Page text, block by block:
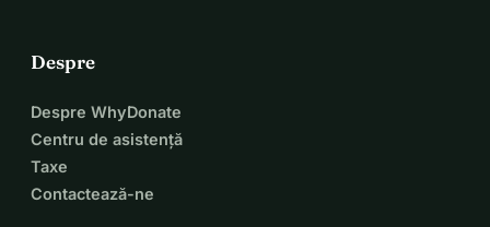
Wilma, Yunita & Asmara
Mai multe informații despre POEMS:
https://neuropathie.nu/poems-zeldzame-polyneuropathie/
Despre
Despre WhyDonate
Centru de asistență
Taxe
Contactează-ne